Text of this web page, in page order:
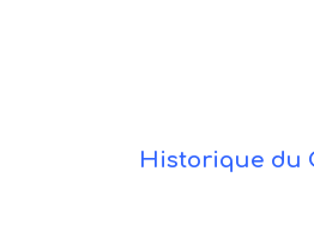
Historique du